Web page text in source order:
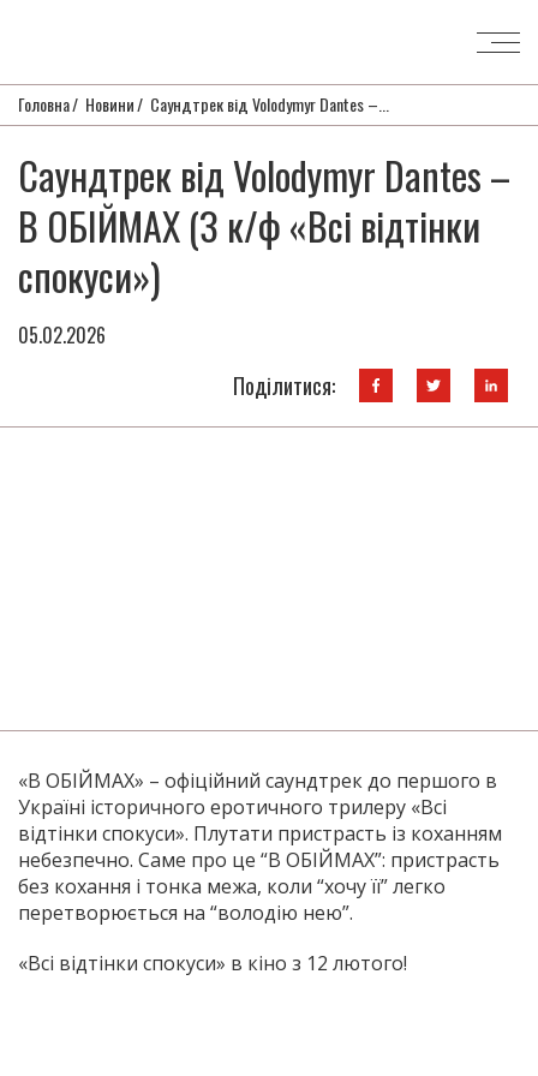
Головна Новини Саундтрек від Volodymyr Dantes –...
Саундтрек від Volodymyr Dantes –
В ОБІЙМАХ (З к/ф «Всі відтінки
спокуси»)
05.02.2026
Поділитися:
«В ОБІЙМАХ» – офіційний саундтрек до першого в
Україні історичного еротичного трилеру «Всі
відтінки спокуси». Плутати пристрасть із коханням
небезпечно. Саме про це “В ОБІЙМАХ”: пристрасть
без кохання і тонка межа, коли “хочу її” легко
перетворюється на “володію нею”.
«Всі відтінки спокуси» в кіно з 12 лютого!